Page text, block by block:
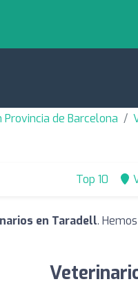
de Barcelona
Top 10
en Taradell.